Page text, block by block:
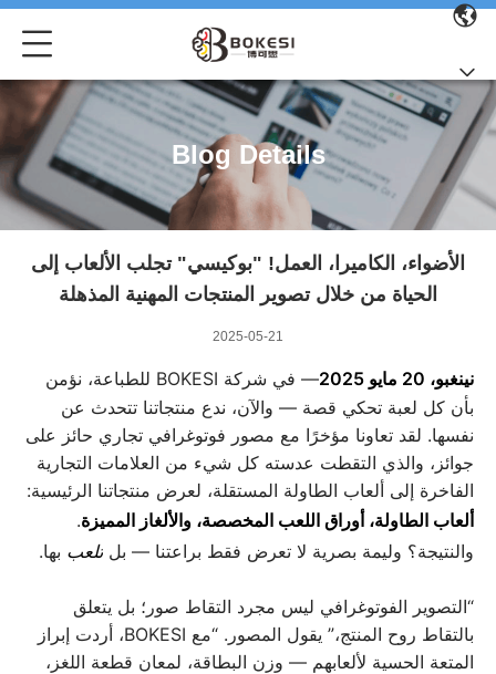
Blog Details
الأضواء، الكاميرا، العمل! "بوكيسي" تجلب الألعاب إلى
الحياة من خلال تصوير المنتجات المهنية المذهلة
2025-05-21
نينغبو، 20 مايو 2025
— في شركة BOKESI للطباعة، نؤمن
بأن كل لعبة تحكي قصة — والآن، ندع منتجاتنا تتحدث عن
نفسها. لقد تعاونا مؤخرًا مع مصور فوتوغرافي تجاري حائز على
جوائز، والذي التقطت عدسته كل شيء من العلامات التجارية
الفاخرة إلى ألعاب الطاولة المستقلة، لعرض منتجاتنا الرئيسية:
ألعاب الطاولة، أوراق اللعب المخصصة، والألغاز المميزة.
والنتيجة؟ وليمة بصرية لا تعرض فقط براعتنا — بل تلعب بها.
“التصوير الفوتوغرافي ليس مجرد التقاط صور؛ بل يتعلق
بالتقاط روح المنتج،” يقول المصور
. “مع BOKESI، أردت إبراز
المتعة الحسية لألعابهم — وزن البطاقة، لمعان قطعة اللغز،